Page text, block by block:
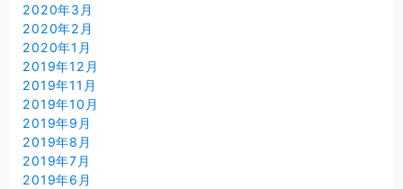
2020年3月
2020年2月
2020年1月
2019年12月
2019年11月
2019年10月
2019年9月
2019年8月
2019年7月
2019年6月